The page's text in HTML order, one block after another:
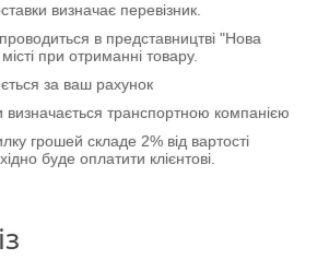
визначає перевізник.
в представництві "Нова
при отриманні товару.
за ваш рахунок
визначається транспортною компанією
грошей складе 2% від вартості
буде оплатити клієнтові.